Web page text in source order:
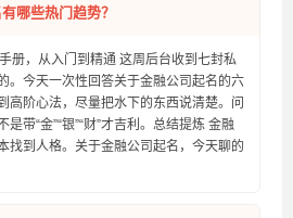
哪些热门趋势？
册，从入门到精通 这周后台收到七封私
。今天一次性回答关于金融公司起名的六
高阶心法，尽量把水下的东西说清楚。问
带“金”“银”“财”才吉利。总结提炼 金融
找到人格。关于金融公司起名，今天聊的